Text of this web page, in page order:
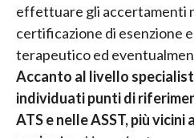
effettuare gli accertamenti
certificazione di esenzione
terapeutico ed
Accanto al livello
individuati punti di
ATS e nelle ASST, più vicini